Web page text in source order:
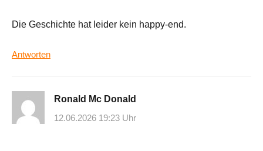
Die Geschichte hat leider kein happy-end.
Antworten
Ronald Mc Donald
12.06.2026 19:23 Uhr